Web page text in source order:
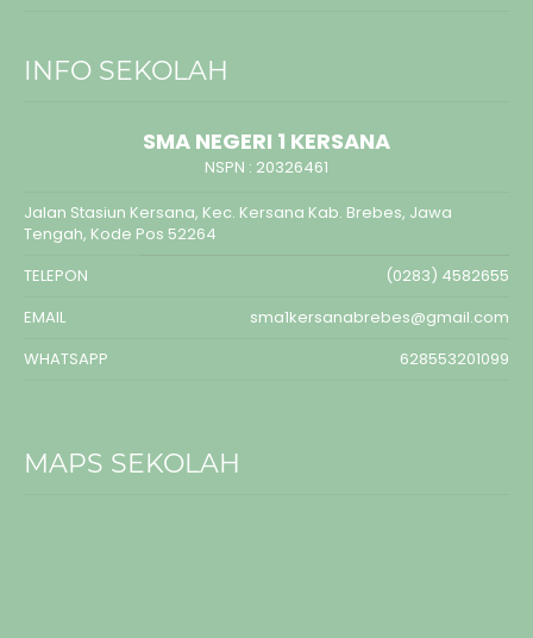
INFO SEKOLAH
SMA NEGERI 1 KERSANA
NSPN : 20326461
Jalan Stasiun Kersana, Kec. Kersana Kab. Brebes, Jawa
Tengah, Kode Pos 52264
TELEPON
(0283) 4582655
EMAIL
sma1kersanabrebes@gmail.com
WHATSAPP
628553201099
MAPS SEKOLAH